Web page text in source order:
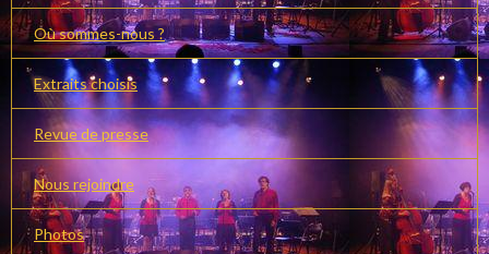
Où sommes-nous ?
Extraits choisis
Revue de presse
Nous rejoindre
Photos